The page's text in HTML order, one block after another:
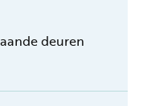
deuren